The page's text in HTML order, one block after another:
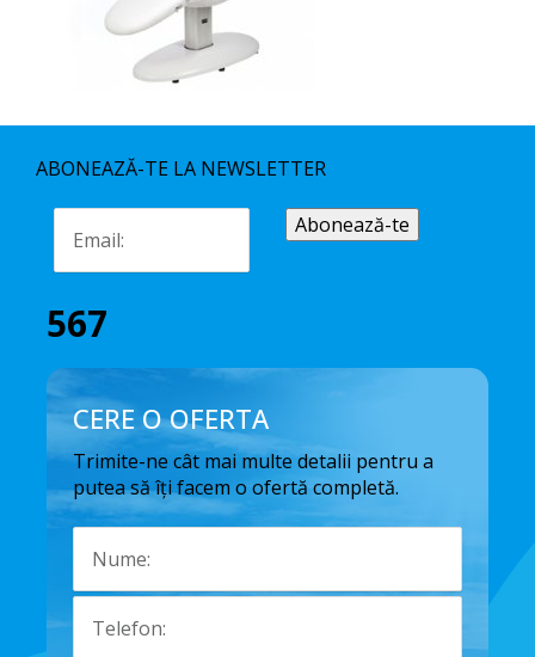
ABONEAZĂ-TE LA NEWSLETTER
567
CERE O OFERTA
Trimite-ne cât mai multe detalii pentru a
putea să îți facem o ofertă completă.